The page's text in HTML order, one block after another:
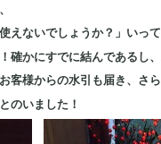
えないでしょうか？」いっ
確かにすでに結んであるし
様からの水引も届き、さら
のいました！